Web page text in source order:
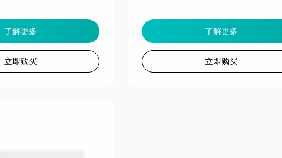
了解更多
立即购买
了解更多
立即购买